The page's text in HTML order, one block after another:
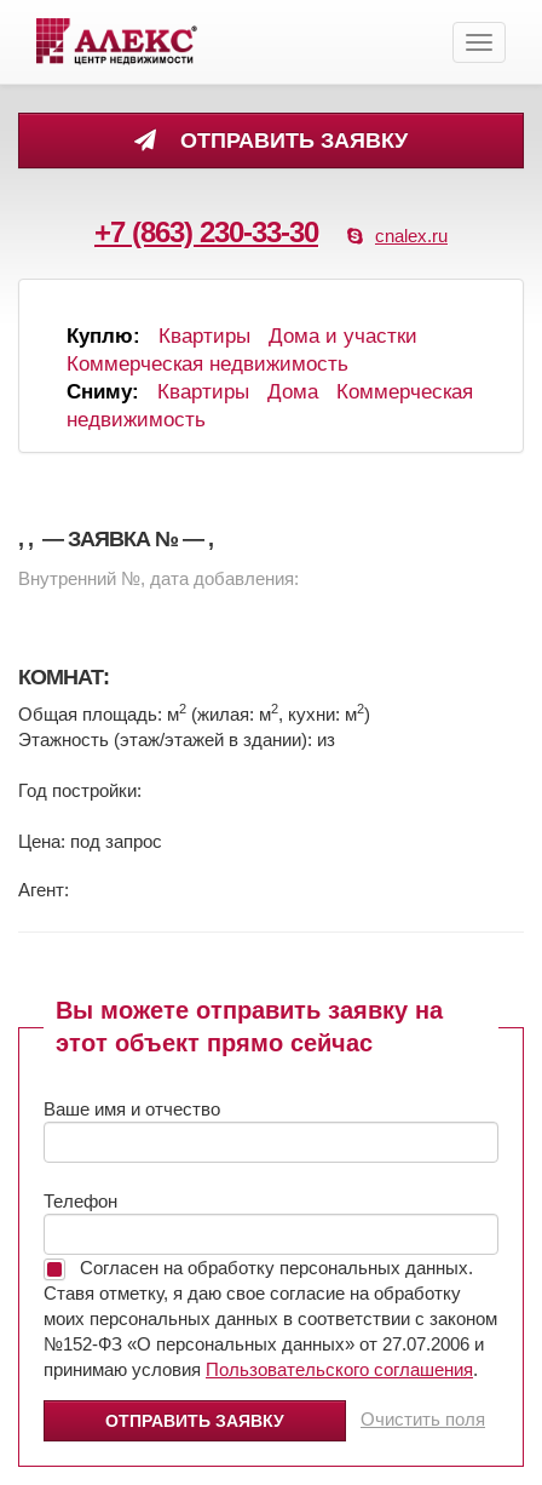
ОТПРАВИТЬ ЗАЯВКУ
+7 (863) 230-33-30 cnalex.ru
Toggle
Куплю: Квартиры
Дома и участки
Коммерческая недвижимость
Сниму:
Квартиры Дома
Коммерческая
недвижимость
, , — ЗАЯВКА № — ,
Внутренний №, дата добавления:
КОМНАТ:
Общая площадь: м2 (жилая: м2, кухни: м2)
Этажность (этаж/этажей в здании): из
Год постройки:
Цена: под запрос
Агент:
Вы можете отправить заявку на
этот объект прямо сейчас
Ваше имя и отчество
Телефон
Согласен на обработку персональных данных.
Ставя отметку, я даю свое согласие на обработку
моих персональных данных в соответствии с законом
№152-ФЗ «О персональных данных» от 27.07.2006 и
принимаю условия Пользовательского соглашения.
Очистить поля